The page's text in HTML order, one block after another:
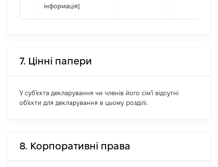
інформація]
7. Цінні папери
У суб'єкта декларування чи членів його сім'ї відсутні
об'єкти для декларування в цьому розділі.
8. Корпоративні права